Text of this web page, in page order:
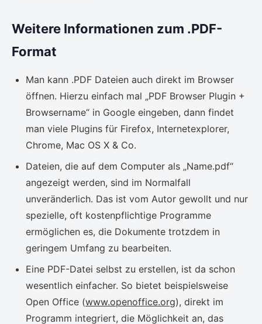
Weitere Informationen zum .PDF-
Format
Man kann .PDF Dateien auch direkt im Browser
öffnen. Hierzu einfach mal „PDF Browser Plugin +
Browsername“ in Google eingeben, dann findet
man viele Plugins für Firefox, Internetexplorer,
Chrome, Mac OS X & Co.
Dateien, die auf dem Computer als „Name.pdf“
angezeigt werden, sind im Normalfall
unveränderlich. Das ist vom Autor gewollt und nur
spezielle, oft kostenpflichtige Programme
ermöglichen es, die Dokumente trotzdem in
geringem Umfang zu bearbeiten.
Eine PDF-Datei selbst zu erstellen, ist da schon
wesentlich einfacher. So bietet beispielsweise
Open Office (www.openoffice.org), direkt im
Programm integriert, die Möglichkeit an, das